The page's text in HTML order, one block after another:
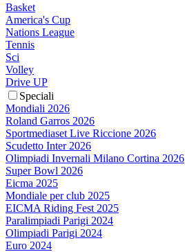
Basket
America's Cup
Nations League
Tennis
Sci
Volley
Drive UP
Speciali
Mondiali 2026
Roland Garros 2026
Sportmediaset Live Riccione 2026
Scudetto Inter 2026
Olimpiadi Invernali Milano Cortina 2026
Super Bowl 2026
Eicma 2025
Mondiale per club 2025
EICMA Riding Fest 2025
Paralimpiadi Parigi 2024
Olimpiadi Parigi 2024
Euro 2024